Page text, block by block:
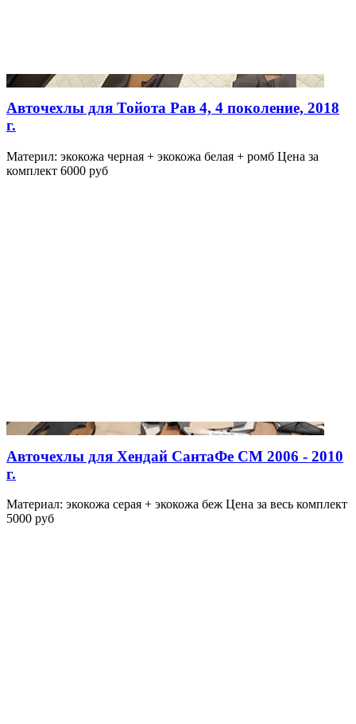
Авточехлы для Тойота Рав 4, 4 поколение, 2018
г.
Материл: экокожа черная + экокожа белая + ромб Цена за
комплект 6000 руб
Авточехлы для Хендай СантаФе СМ 2006 - 2010
г.
Материал: экокожа серая + экокожа беж Цена за весь комплект
5000 руб